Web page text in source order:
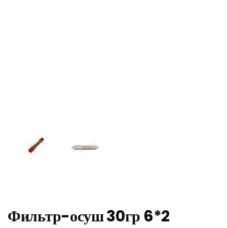
Фильтр-осуш 30гр 6*2